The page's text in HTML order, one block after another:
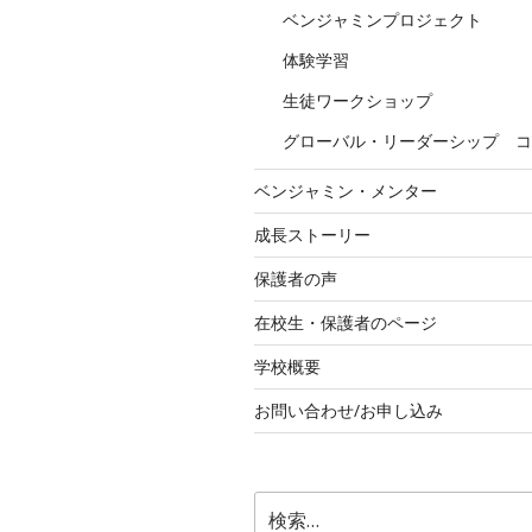
ベンジャミンプロジェクト
体験学習
生徒ワークショップ
グローバル・リーダーシップ
ベンジャミン・メンター
成長ストーリー
保護者の声
在校生・保護者のページ
学校概要
お問い合わせ/お申し込み